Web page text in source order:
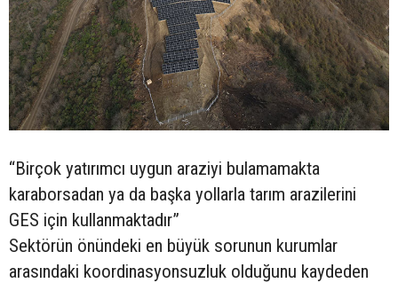
“Birçok yatırımcı uygun araziyi bulamamakta
karaborsadan ya da başka yollarla tarım arazilerini
GES için kullanmaktadır”
Sektörün önündeki en büyük sorunun kurumlar
arasındaki koordinasyonsuzluk olduğunu kaydeden